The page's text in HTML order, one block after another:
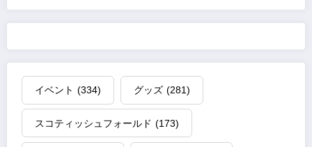
イベント (334) グッズ (281)
スコティッシュフォールド (173)